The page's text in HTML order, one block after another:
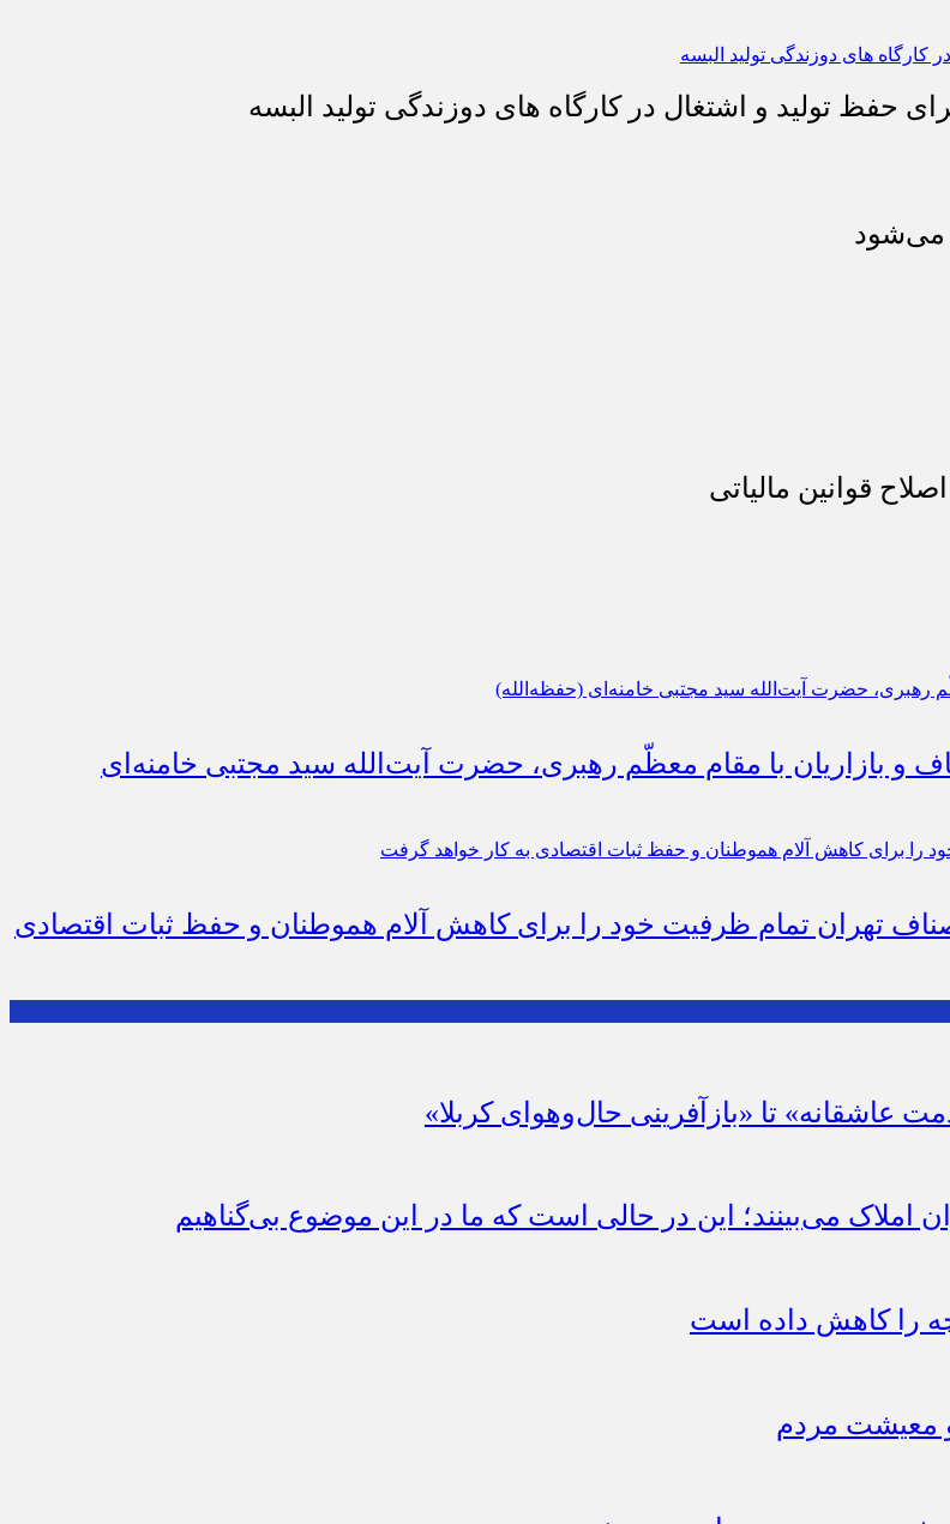
حفظ تولید و اشتغال در کارگاه های دوزندگی تولید البسه
می‌شود
قوانین مالیاتی
و بازاریان با مقام معظّم رهبری، حضرت آیت‌الله سید مجتبی خامنه‌ای
تهران تمام ظرفیت خود را برای کاهش آلام هموطنان و حفظ ثبات اقتصادی
عاشقانه» تا «بازآفرینی حال‌وهوای کربلا»
املاک می‌بینند؛ این در حالی است که ما در این موضوع بی‌گناهیم
را کاهش داده است
و معیشت مردم